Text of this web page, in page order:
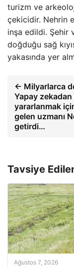
turizm ve
çekicidir. Nehrin
inşa edildi. Şehir
doğduğu sağ
yakasında yer
← Milyarlarca
Yapay
yararlanmak
gelen uzmanı
getirdi…
Tavsiye
Ağustos 7, 2026